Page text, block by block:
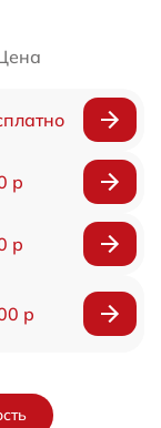
р
р
р